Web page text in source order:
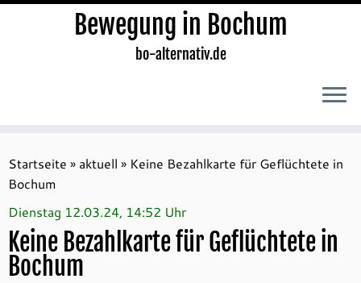
Inhalt
springen
Bewegung in Bochum
bo-alternativ.de
Startseite » aktuell » Keine Bezahlkarte für Geflüchtete in
Bochum
Dienstag 12.03.24, 14:52 Uhr
Keine Bezahlkarte für Geflüchtete in
Bochum